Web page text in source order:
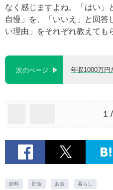
なく感じますよね。「はい」
自慢」を、「いいえ」と回答
い理由」をそれぞれ教えても
次のページ 年収1000万円
1
給料 貯金 お金 暮らし